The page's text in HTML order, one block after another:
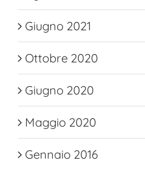
Giugno 2021
Ottobre 2020
Giugno 2020
Maggio 2020
Gennaio 2016